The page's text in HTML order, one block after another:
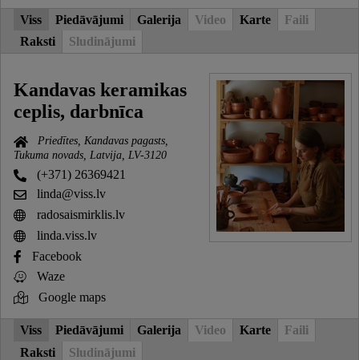
Viss Piedāvājumi Galerija Video Karte
Faili
Raksti
Sludinājumi
Kandavas keramikas
ceplis, darbnīca
Priedītes, Kandavas pagasts,
Tukuma novads, Latvija, LV-3120
(+371) 26369421
linda@viss.lv
radosaismirklis.lv
linda.viss.lv
Facebook
Waze
Google maps
Viss Piedāvājumi Galerija Video Karte
Faili
Raksti
Sludinājumi